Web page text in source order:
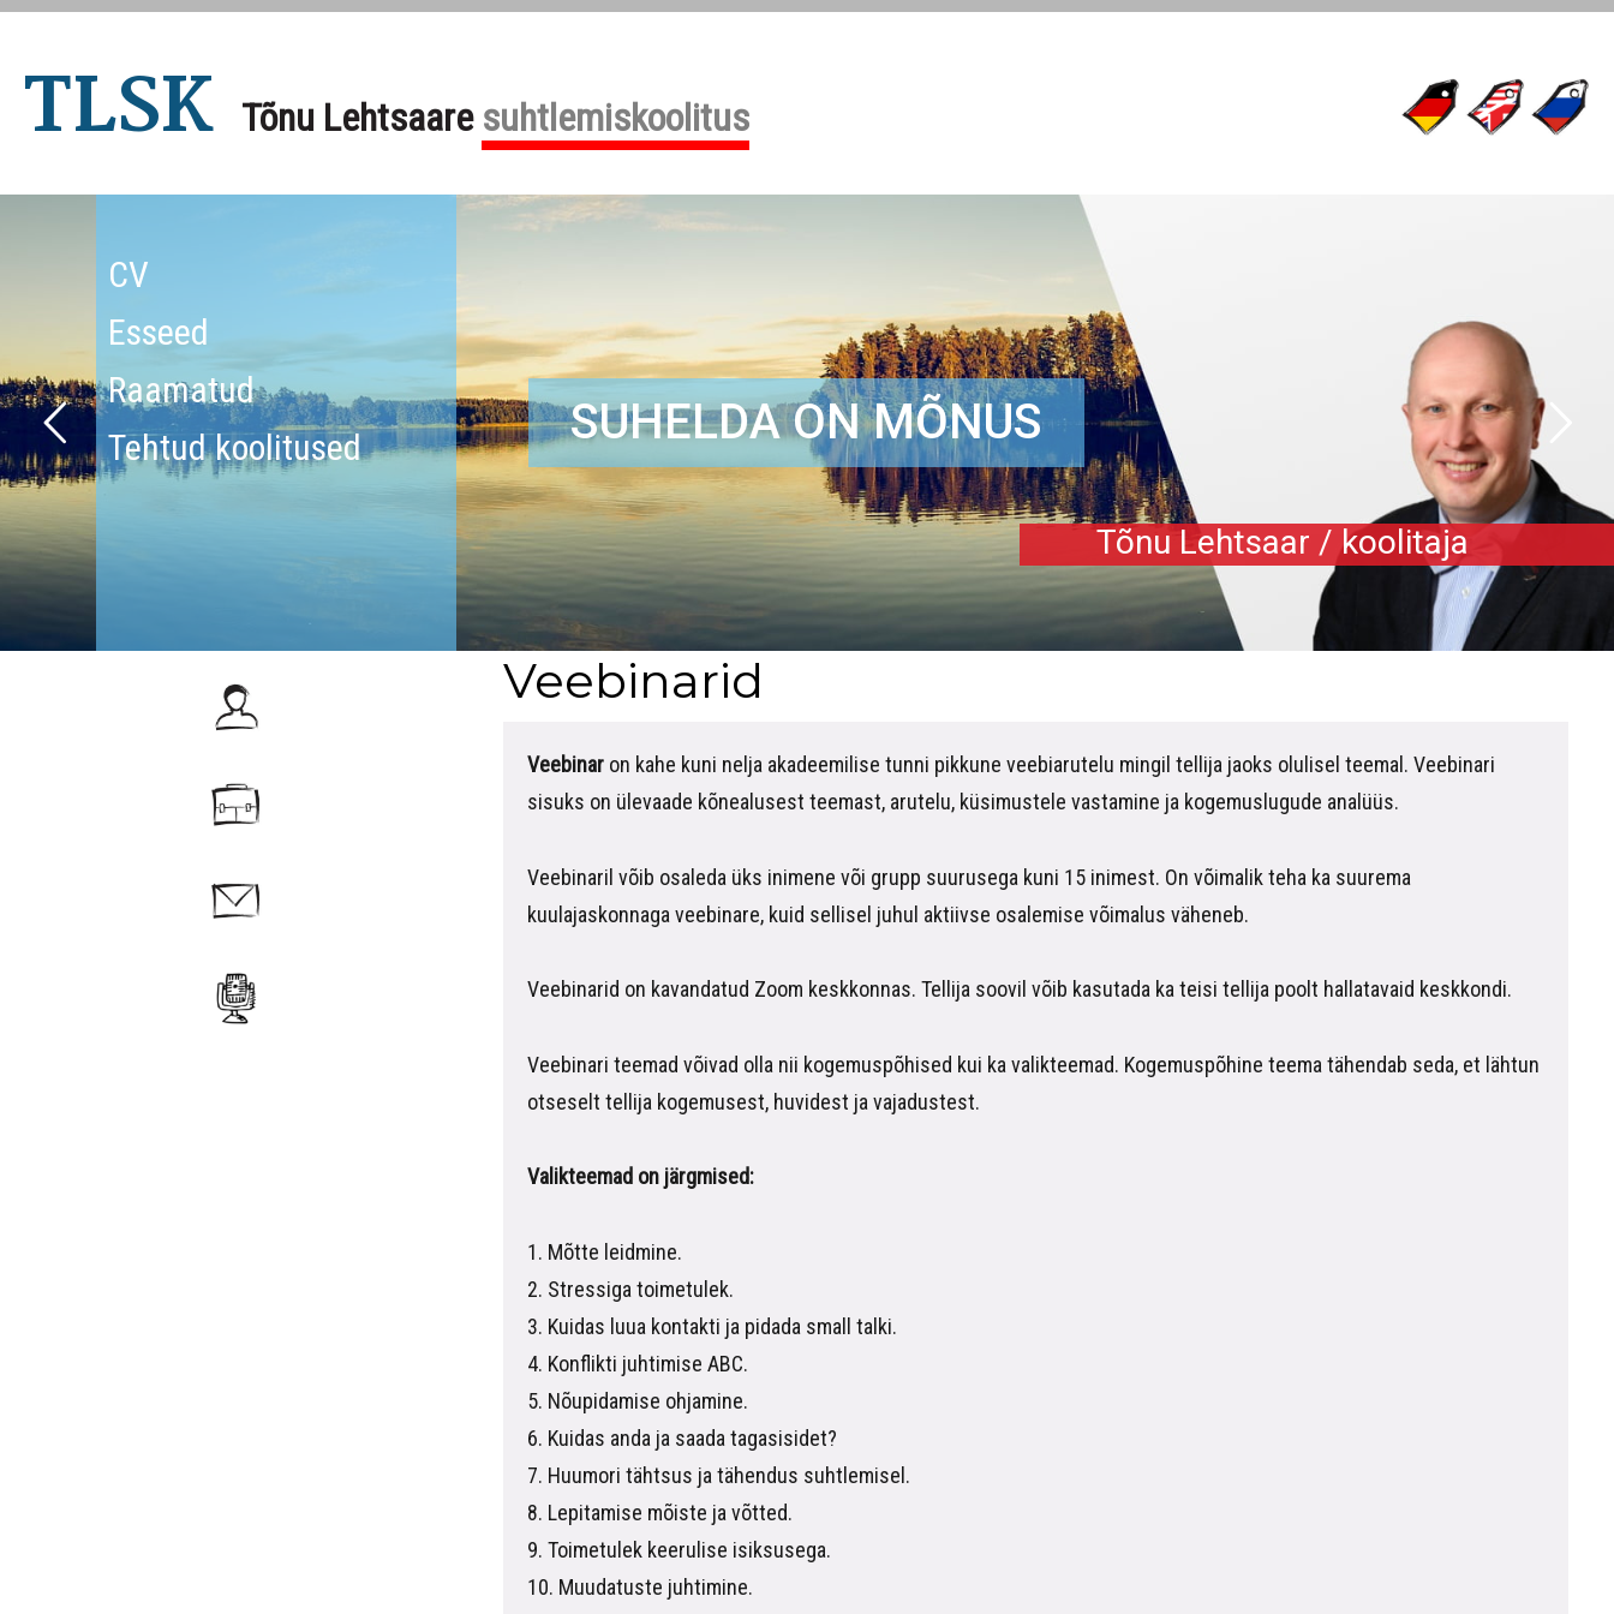
TLSK Tõnu Lehtsaare suhtlemiskoolitus
Tõnu Lehtsaar / koolitaja
SUHELDA ON MÕNUS
CV
Esseed
Raamatud
Tehtud koolitused
Veebinarid
Veebinaron kahe kuni nelja akadeemilise tunni pikkune veebiarutelu mingil tellija jaoks olulisel teemal. Veebinari
sisuks on ülevaade kõnealusest teemast, arutelu, küsimustele vastamine ja kogemuslugude analüüs.
Veebinaril võib osaleda üks inimene või grupp suurusega kuni 15 inimest. On võimalik teha ka suurema
kuulajaskonnaga veebinare, kuid sellisel juhul aktiivse osalemise võimalus väheneb.
Veebinarid on kavandatud Zoom keskkonnas. Tellija soovil võib kasutada ka teisi tellija poolt hallatavaid keskkondi.
Veebinari teemad võivad olla nii kogemuspõhised kui ka valikteemad. Kogemuspõhine teema tähendab seda, et lähtun
otseselt tellija kogemusest, huvidest ja vajadustest.
Valikteemad on järgmised:
1. Mõtte leidmine.
2. Stressiga toimetulek.
3. Kuidas luua kontakti ja pidada small talki.
4. Konflikti juhtimise ABC.
5. Nõupidamise ohjamine.
6. Kuidas anda ja saada tagasisidet?
7. Huumori tähtsus ja tähendus suhtlemisel.
8. Lepitamise mõiste ja võtted.
9. Toimetulek keerulise isiksusega.
10. Muudatuste juhtimine.